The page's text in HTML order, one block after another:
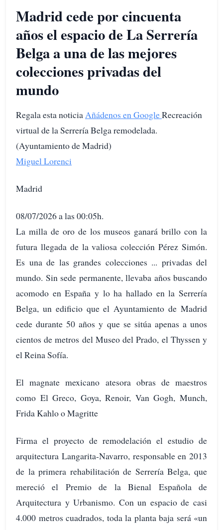
Madrid cede por cincuenta
años el espacio de La Serrería
Belga a una de las mejores
colecciones privadas del
mundo
Regala esta noticia Añádenos en GoogleRecreación
virtual de la Serrería Belga remodelada.
(Ayuntamiento de Madrid)
Miguel Lorenci
Madrid
08/07/2026 a las 00:05h.
La milla de oro de los museos ganará brillo con la
futura llegada de la valiosa colección Pérez Simón.
Es una de las grandes colecciones ... privadas del
mundo. Sin sede permanente, llevaba años buscando
acomodo en España y lo ha hallado en la Serrería
Belga, un edificio que el Ayuntamiento de Madrid
cede durante 50 años y que se sitúa apenas a unos
cientos de metros del Museo del Prado, el Thyssen y
el Reina Sofía.
El magnate mexicano atesora obras de maestros
como El Greco, Goya, Renoir, Van Gogh, Munch,
Frida Kahlo o Magritte
Firma el proyecto de remodelación el estudio de
arquitectura Langarita-Navarro, responsable en 2013
de la primera rehabilitación de Serrería Belga, que
mereció el Premio de la Bienal Española de
Arquitectura y Urbanismo. Con un espacio de casi
4.000 metros cuadrados, toda la planta baja será «un